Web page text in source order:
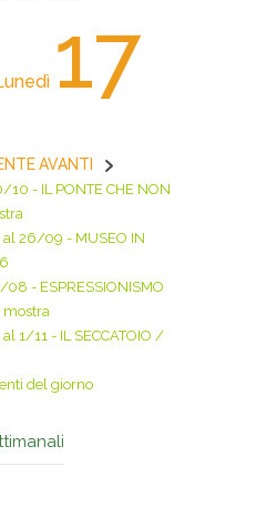
17
AVANTI
10 - IL PONTE CHE NON
26/09 - MUSEO IN
08 - ESPRESSIONISMO
mostra
1/11 - IL SECCATOIO /
del giorno